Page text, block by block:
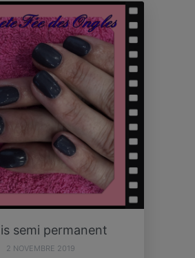
semi permanent
2 NOVEMBRE 2019